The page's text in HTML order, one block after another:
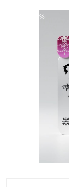
Скидка: 50%